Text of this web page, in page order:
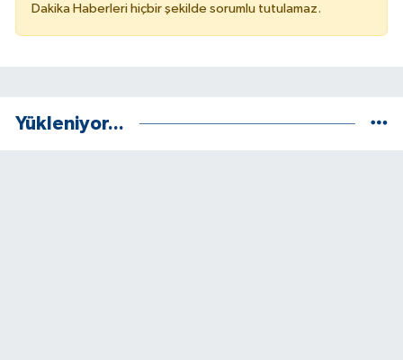
Dakika Haberleri hiçbir şekilde sorumlu tutulamaz.
Yükleniyor...